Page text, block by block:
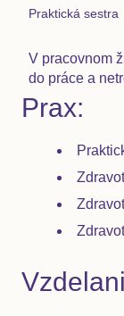
Praktická sestra
V pracovnom
do práce a
Prax: